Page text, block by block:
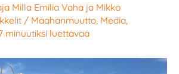
Milla Emilia Vaha ja Mikko
/ Maahanmuutto Media
minuutiksi luettavaa